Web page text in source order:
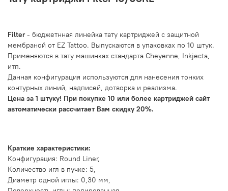
Filter - бюджетнная линейка тату картриджей с защитной
мембраной от EZ Tattoo. Выпускаются в упаковках по 10 штук.
Применяются в тату машинках стандарта Cheyenne, Inkjecta,
итп.
Данная конфигурация используются для нанесения тонких
контурных линий, надписей, дотворка и реализма.
Цена за 1 штуку! При покупке 10 или более картриджей сайт
автоматически рассчитает Вам скидку 20%.
Краткие характеристики:
Конфигурация: Round Liner,
Количество игл в пучке: 5,
Диаметр одной иглы: 0,30 мм,